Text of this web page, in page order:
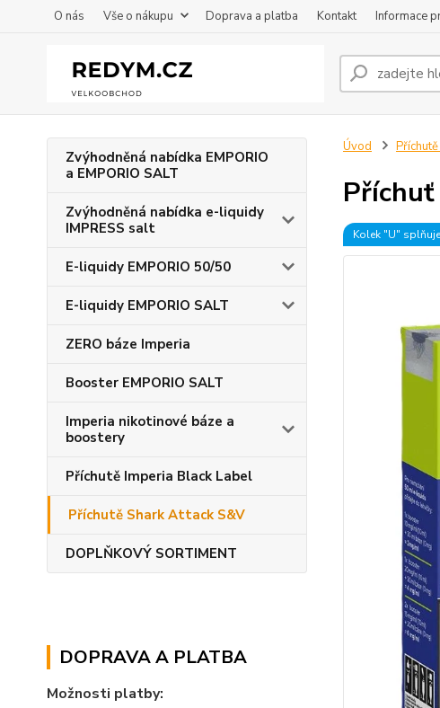
O nás Vše o nákupu Doprava a platba Kontakt Informace
Zvýhodněná nabídka EMPORIO
a EMPORIO SALT
Zvýhodněná nabídka e-liquidy
IMPRESS salt
E-liquidy EMPORIO 50/50
E-liquidy EMPORIO SALT
ZERO báze Imperia
Booster EMPORIO SALT
Imperia nikotinové báze a
boostery
Příchutě Imperia Black Label
Příchutě Shark Attack S&V
DOPLŇKOVÝ SORTIMENT
DOPRAVA A PLATBA
Možnosti platby:
Úvod
Kolek "U"